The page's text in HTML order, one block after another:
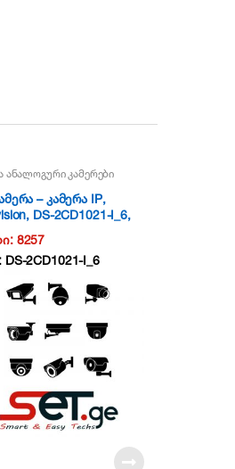
ანალოგური კამერები
– კამერა IP,
DS-2CD1021-I_6,
8257
DS-2CD1021-I_6